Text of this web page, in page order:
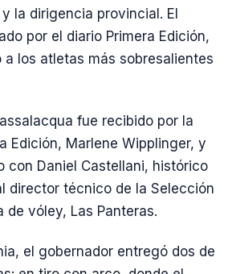
la dirigencia provincial. El
por el diario Primera Edición,
los atletas más sobresalientes
fue recibido por la
Edición, Marlene Wipplinger, y
con Daniel Castellani, histórico
director técnico de la Selección
de vóley, Las Panteras.
el gobernador entregó dos de